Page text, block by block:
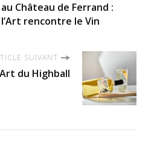
Château de Ferrand :
rencontre le Vin
SUIVANT
du Highball